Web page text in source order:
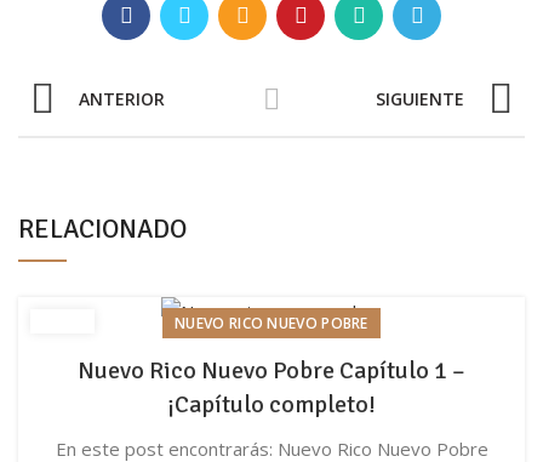
ANTERIOR SIGUIENTE
RELACIONADO
NUEVO RICO NUEVO POBRE
Nuevo Rico Nuevo Pobre Capítulo 1 –
¡Capítulo completo!
En este post encontrarás: Nuevo Rico Nuevo Pobre